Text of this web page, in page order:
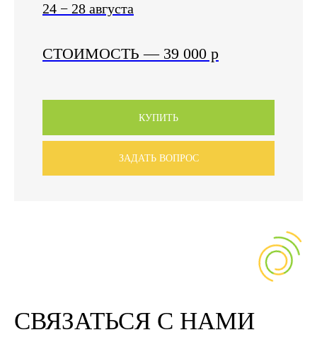
24 − 28 августа
СТОИМОСТЬ— 39 000 р
КУПИТЬ
ЗАДАТЬ ВОПРОС
СВЯЗАТЬСЯ С НАМИ